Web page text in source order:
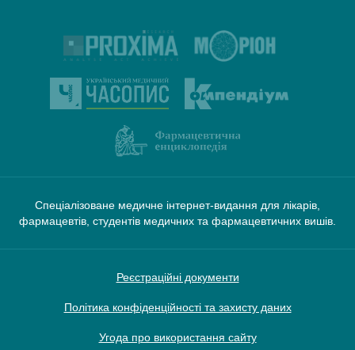
Спеціалізоване медичне інтернет-видання для лікарів,
фармацевтів, студентів медичних та фармацевтичних вишів.
Реєстраційні документи
Політика конфіденційності та захисту даних
Угода про використання сайту